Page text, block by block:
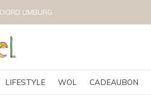
LIFESTYLE WOL CADEAUBON
@KRUIMELKIDSBOUTIQUE